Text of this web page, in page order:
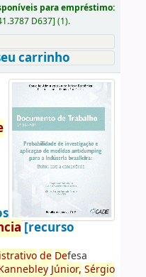
para empréstimo:
D637] (1).
carrinho
[recurso
de Defesa
Júnior, Sérgio